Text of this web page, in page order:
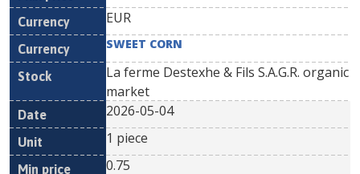
EUR
SWEET CORN
La ferme Destexhe & Fils S.A.G.R. organic
market
2026-05-04
1 piece
0.75